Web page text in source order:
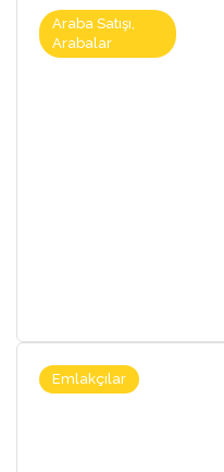
Araba Satışı,
Arabalar
Emlakçılar